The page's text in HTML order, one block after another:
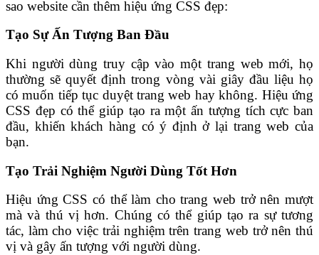
sao website cần thêm hiệu ứng CSS đẹp:
Tạo Sự Ấn Tượng Ban Đầu
Khi người dùng truy cập vào một trang web mới, họ
thường sẽ quyết định trong vòng vài giây đầu liệu họ
có muốn tiếp tục duyệt trang web hay không. Hiệu ứng
CSS đẹp có thể giúp tạo ra một ấn tượng tích cực ban
đầu, khiến khách hàng có ý định ở lại trang web của
bạn.
Tạo Trải Nghiệm Người Dùng Tốt Hơn
Hiệu ứng CSS có thể làm cho trang web trở nên mượt
mà và thú vị hơn. Chúng có thể giúp tạo ra sự tương
tác, làm cho việc trải nghiệm trên trang web trở nên thú
vị và gây ấn tượng với người dùng.